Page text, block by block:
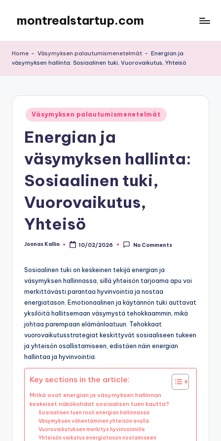
content
montrealstartup.com
Home - Väsymyksen palautumismenetelmät - Energian ja
väsymyksen hallinta: Sosiaalinen tuki, Vuorovaikutus, Yhteisö
Posted
in
Väsymyksen palautumismenetelmät
Energian ja
väsymyksen hallinta:
Sosiaalinen tuki,
Vuorovaikutus,
Yhteisö
Posted
Joonas Kallio 10/02/2026 No Comments
Sosiaalinen tuki on keskeinen tekijä energian ja
väsymyksen hallinnassa, sillä yhteisön tarjoama apu voi
merkittävästi parantaa hyvinvointia ja nostaa
energiatason. Emotionaalinen ja käytännön tuki auttavat
yksilöitä hallitsemaan väsymystä tehokkaammin, mikä
johtaa parempaan elämänlaatuun. Tehokkaat
vuorovaikutusstrategiat keskittyvät sosiaaliseen tukeen
ja yhteisön osallistamiseen, edistäen näin energian
hallintaa ja hyvinvointia.
Key sections in the article:
Mitkä ovat energian ja väsymyksen hallinnan
keskeiset näkökohdat sosiaalisen tuen kautta?
Sosiaalisen tuen rooli energian hallinnassa
Väsymyksen vähentäminen yhteisön avulla
Vuorovaikutuksen merkitys hyvinvoinnille
Yhteisön vaikutus energiatason nostamiseen